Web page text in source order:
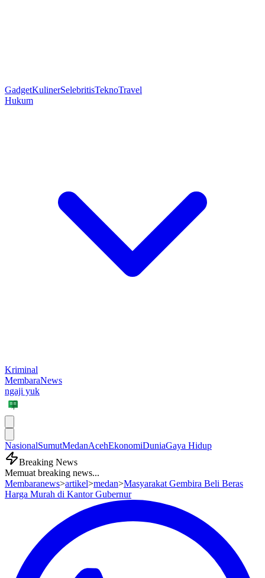
GadgetKulinerSelebritisTeknoTravel
Hukum
Kriminal
MembaraNews
ngaji yuk
NasionalSumutMedanAcehEkonomiDuniaGaya Hidup
Breaking News
Memuat breaking news...
Membaranews>artikel>medan>Masyarakat Gembira Beli Beras
Harga Murah di Kantor Gubernur